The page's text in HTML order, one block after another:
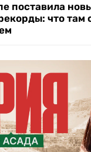
поставила
что там